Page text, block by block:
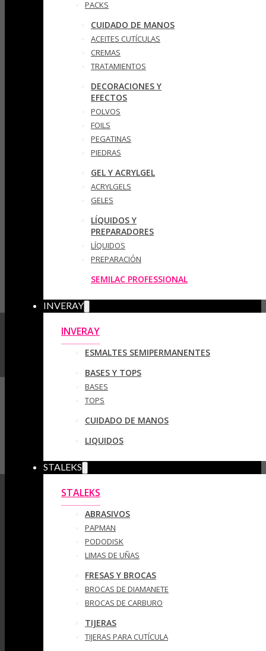
PACKS
CUIDADO DE MANOS
ACEITES CUTÍCULAS
CREMAS
TRATAMIENTOS
DECORACIONES Y
EFECTOS
POLVOS
FOILS
PEGATINAS
PIEDRAS
GEL Y ACRYLGEL
ACRYLGELS
GELES
LÍQUIDOS Y
PREPARADORES
LÍQUIDOS
PREPARACIÓN
SEMILAC PROFESSIONAL
INVERAY
INVERAY
ESMALTES SEMIPERMANENTES
BASES Y TOPS
BASES
TOPS
CUIDADO DE MANOS
LIQUIDOS
STALEKS
STALEKS
ABRASIVOS
PAPMAN
PODODISK
LIMAS DE UÑAS
FRESAS Y BROCAS
BROCAS DE DIAMANETE
BROCAS DE CARBURO
TIJERAS
TIJERAS PARA CUTÍCULA